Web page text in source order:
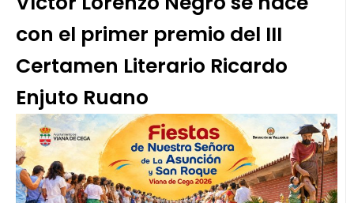
con el primer premio del III
Certamen Literario Ricardo
Enjuto Ruano